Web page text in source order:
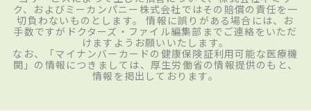
ク、およびミーカンパニー株式会社ではその賠償の責任を一
切負わないものとします。 情報に誤りがある場合には、お
手数ですがドクターズ・ファイル編集部までご連絡をいただ
けますようお願いいたします。
なお、「マイナンバーカードの健康保険証利用可能な医療機
関」の情報につきましては、厚生労働省の情報提供のもと、
情報を掲出しております。